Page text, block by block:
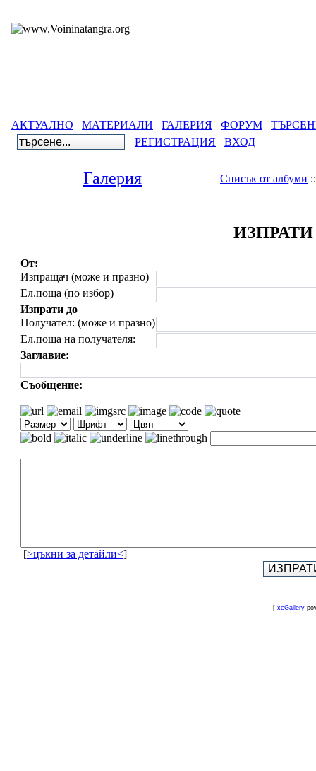
АКТУАЛНО МАТЕРИАЛИ ГАЛЕРИЯ ФОРУМ
РЕГИСТРАЦИЯ
ВХОД
Галерия Списък от албуми
От:
Изпращач (може и празно)
Ел.поща (по избор)
Изпрати до
Получател: (може и празно)
Ел.поща на получателя:
Заглавие:
Съобщение:
[>цъкни за детайли<]
[ xcGallery